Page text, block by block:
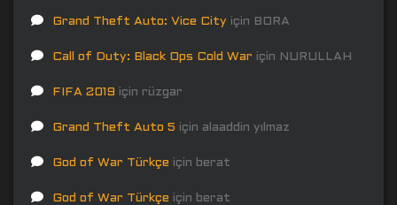
Grand Theft Auto: Vice City için BORA
Call of Duty: Black Ops Cold War için NURULLAH
FIFA 2019 için rüzgar
Grand Theft Auto 5 için alaaddin yılmaz
God of War Türkçe için berat
God of War Türkçe için berat